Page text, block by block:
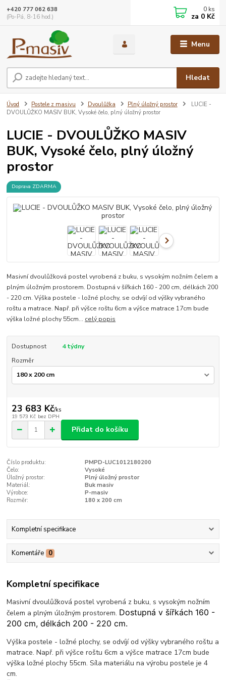
Menu
Hledat
+420 777 062 638
(Po-Pá, 8-16 hod.)
0 ks
za 0 Kč
Úvod Postele z masivu Dvoulůžka Plný úložný prostor
LUCIE -
DVOULŮŽKO MASIV BUK, Vysoké čelo, plný úložný prostor
LUCIE - DVOULŮŽKO MASIV
BUK, Vysoké čelo, plný úložný
prostor
Doprava ZDARMA
Masivní dvoulůžková postel vyrobená z buku, s vysokým nožním čelem a
plným úložným prostorem. Dostupná v šířkách 160 - 200 cm, délkách 200
- 220 cm. Výška postele - ložné plochy, se odvíjí od výšky vybraného
roštu a matrace. Např. při výšce roštu 6cm a výšce matrace 17cm bude
výška ložné plochy 55cm... celý popis
Dostupnost
4 týdny
Rozměr
23 683 Kč/ks
19 573 Kč bez DPH
Přidat do košíku
Číslo produktu:
PMPD-LUC1012180200
Čelo:
Vysoké
Úložný prostor:
Plný úložný prostor
Materiál:
Buk masiv
Výrobce:
P-masiv
Rozměr:
180 x 200 cm
Kompletní specifikace
Komentáře 0
Kompletní specifikace
Masivní dvoulůžková postel vyrobená z buku, s vysokým nožním
čelem a plným úložným prostorem. Dostupná v šířkách 160 -
200 cm, délkách 200 - 220 cm.
Výška postele - ložné plochy, se odvíjí od výšky vybraného roštu a
matrace. Např. při výšce roštu 6cm a výšce matrace 17cm bude
výška ložné plochy 55cm. Síla materiálu na výrobu postele je 4
cm.